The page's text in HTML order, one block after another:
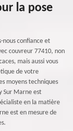
la pose
nous confiance et
couvreur 77410, non
mais aussi vous
de votre
moyens techniques
Sur Marne est
en la matière
est en mesure de